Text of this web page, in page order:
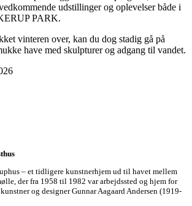
udstillinger og oplevelser både i
PARK.
vinteren over, kan du dog stadig gå på
have med skulpturer og adgang til vandet.
– et tidligere kunstnerhjem ud til havet mellem
der fra 1958 til 1982 var arbejdssted og hjem for
og designer Gunnar Aagaard Andersen (1919-